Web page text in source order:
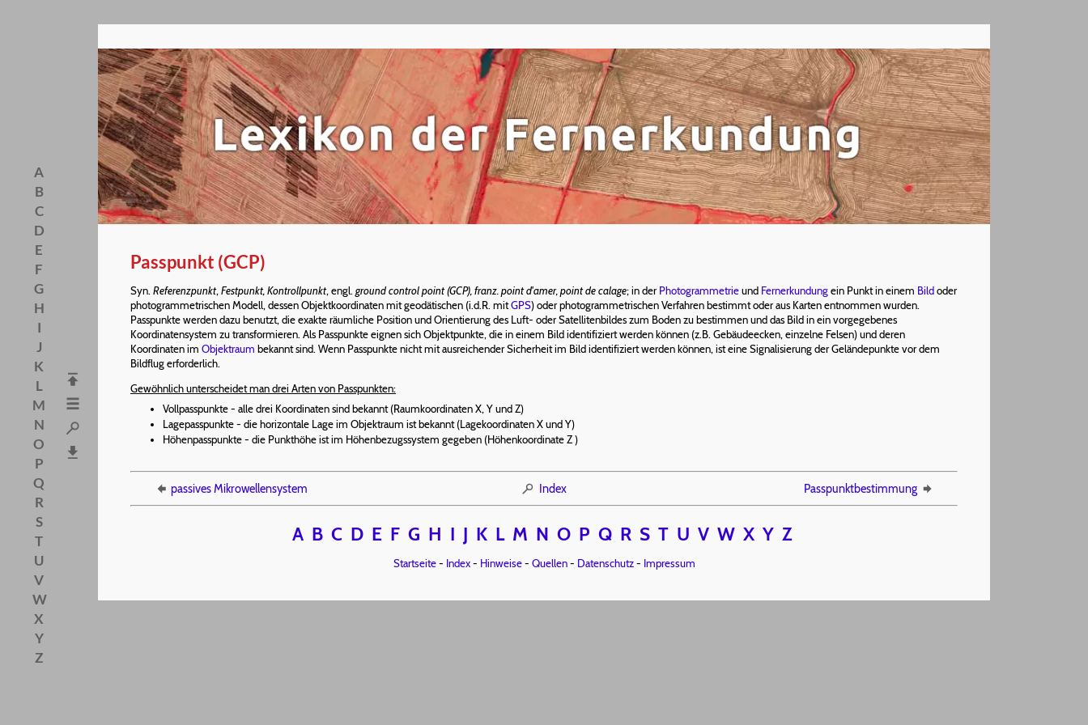
A
B
C
D
E
F
G
H
I
J
K
L
M
N
O
P
Q
R
S
T
U
V
W
X
Y
Z
Passpunkt (GCP)
Syn. Referenzpunkt, Festpunkt, Kontrollpunkt, engl. ground control point (GCP), franz. point d'amer, point de calage; in derPhotogrammetrieund Fernerkundungein Punkt in einem Bildoder
photogrammetrischen Modell, dessen Objektkoordinaten mit geodätischen (i.d.R. mitGPS) oder photogrammetrischen Verfahren bestimmt oder aus Karten entnommen wurden.
Passpunkte werden dazu benutzt, die exakte räumliche Position und Orientierung des Luft- oder Satellitenbildes zum Boden zu bestimmen und das Bild in ein vorgegebenes
Koordinatensystem zu transformieren. Als Passpunkte eignen sich Objektpunkte, die in einem Bild identifiziert werden können (z.B. Gebäudeecken, einzelne Felsen) und deren
Koordinaten im Objektraum bekannt sind. Wenn Passpunkte nicht mit ausreichender Sicherheit im Bild identifiziert werden können, ist eine Signalisierung der Geländepunkte vor dem
Bildflug erforderlich.
Gewöhnlich unterscheidet man drei Arten von Passpunkten:
Vollpasspunkte - alle drei Koordinaten sind bekannt (Raumkoordinaten X, Y und Z)
Lagepasspunkte - die horizontale Lage im Objektraum ist bekannt (Lagekoordinaten X und Y)
Höhenpasspunkte - die Punkthöhe ist im Höhenbezugssystem gegeben (Höhenkoordinate Z )
passives Mikrowellensystem Index Passpunktbestimmung
A B C D E F G H I J K L M N O P Q R S T U V W X Y Z
Startseite- Index- Hinweise- Quellen- Datenschutz- Impressum